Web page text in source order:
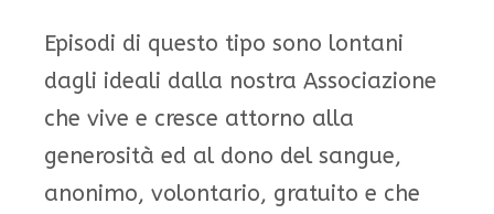
Episodi di questo tipo sono lontani
dagli ideali dalla nostra Associazione
che vive e cresce attorno alla
generosità ed al dono del sangue,
anonimo, volontario, gratuito e che